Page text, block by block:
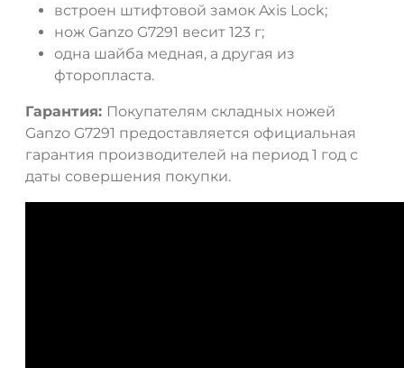
встроен штифтовой замок Axis Lock;
нож Ganzo G7291 весит 123 г;
одна шайба медная, а другая из
фторопласта.
Гарантия: Покупателям складных ножей
Ganzo G7291 предоставляется официальная
гарантия производителей на период 1 год с
даты совершения покупки.